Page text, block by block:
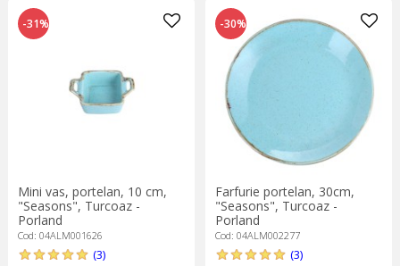
-31%
Mini vas, portelan, 10 cm,
"Seasons", Turcoaz -
Porland
Cod: 04ALM001626
(3)
-30%
Farfurie portelan, 30cm,
"Seasons", Turcoaz -
Porland
Cod: 04ALM002277
(3)